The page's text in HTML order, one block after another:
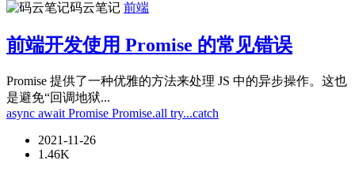
码云笔记 前端
前端开发使用 Promise 的常见错误
Promise 提供了一种优雅的方法来处理 JS 中的异步操作。这也
是避免“回调地狱...
async await Promise Promise.all try...catch
2021-11-26
1.46K